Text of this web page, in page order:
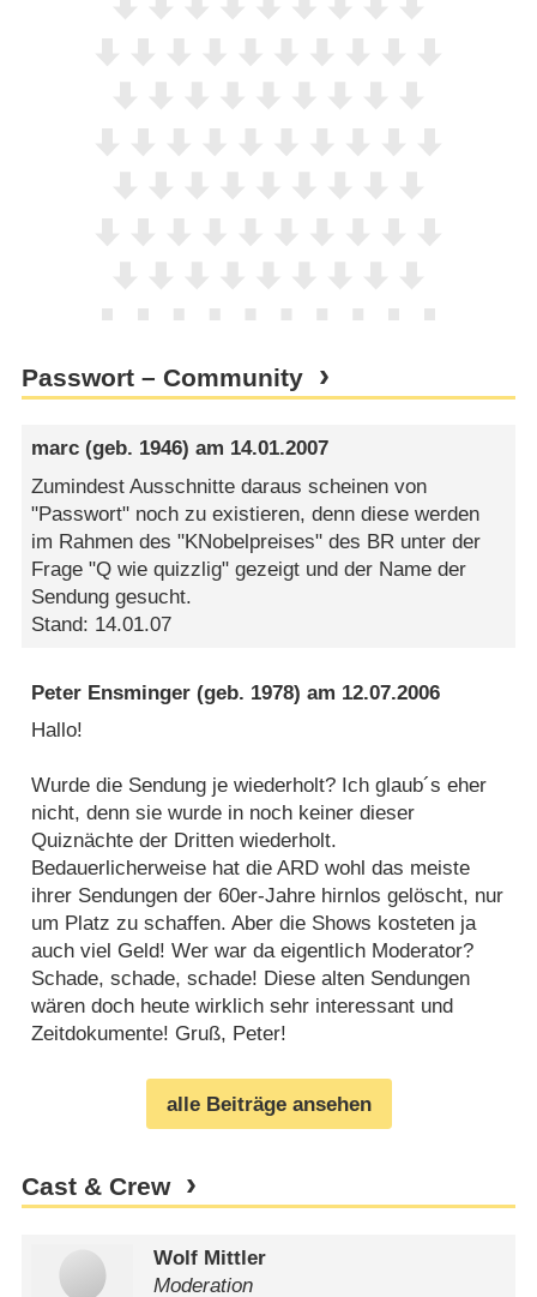
Passwort – Community
marc (geb. 1946) am 14.01.2007
Zumindest Ausschnitte daraus scheinen von
"Passwort" noch zu existieren, denn diese werden
im Rahmen des "KNobelpreises" des BR unter der
Frage "Q wie quizzlig" gezeigt und der Name der
Sendung gesucht.
Stand: 14.01.07
Peter Ensminger (geb. 1978) am 12.07.2006
Hallo!
Wurde die Sendung je wiederholt? Ich glaub´s eher
nicht, denn sie wurde in noch keiner dieser
Quiznächte der Dritten wiederholt.
Bedauerlicherweise hat die ARD wohl das meiste
ihrer Sendungen der 60er-Jahre hirnlos gelöscht, nur
um Platz zu schaffen. Aber die Shows kosteten ja
auch viel Geld! Wer war da eigentlich Moderator?
Schade, schade, schade! Diese alten Sendungen
wären doch heute wirklich sehr interessant und
Zeitdokumente! Gruß, Peter!
alle Beiträge ansehen
Cast & Crew
Wolf Mittler
Moderation